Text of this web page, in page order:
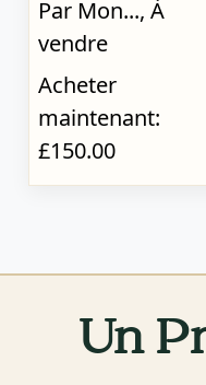
Par Mon..., À
vendre
Acheter
maintenant:
£150.00
Un